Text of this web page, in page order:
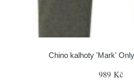
Chino kalhoty 'Mark'
989 Kč